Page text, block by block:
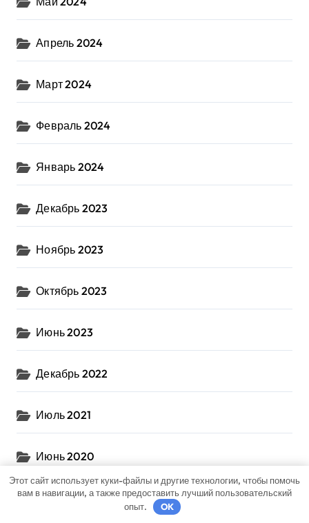
Апрель 2024
Март 2024
Февраль 2024
Январь 2024
Декабрь 2023
Ноябрь 2023
Октябрь 2023
Июнь 2023
Декабрь 2022
Июль 2021
Июнь 2020
Май 2020
Этот сайт использует куки-файлы и другие технологии, чтобы помочь
вам в навигации, а также предоставить лучший пользовательский
опыт.
OK